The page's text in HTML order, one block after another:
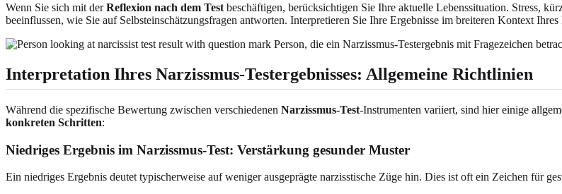
Wenn Sie sich mit derReflexion nach dem Test beschäftigen, berücksichtigen Sie Ihre aktuelle Lebenssituation. Stress,
beeinflussen, wie Sie auf Selbsteinschätzungsfragen antworten. Interpretieren Sie Ihre Ergebnisse im breiteren Kontext Ihres
Person, die ein Narzissmus-Testergebnis mit Fragezeichen
Interpretation Ihres Narzissmus-Testergebnisses: Allgemeine Richtlinien
Während die spezifische Bewertung zwischen verschiedenen Narzissmus-Test-Instrumenten variiert, sind hier einige
konkreten Schritten:
Niedriges Ergebnis im Narzissmus-Test: Verstärkung gesunder Muster
Ein niedriges Ergebnis deutet typischerweise auf weniger ausgeprägte narzisstische Züge hin. Dies ist oft ein Zeichen für